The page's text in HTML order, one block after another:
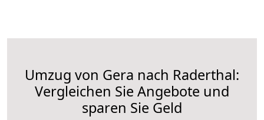
Umzug von Gera nach Raderthal:
Vergleichen Sie Angebote und
sparen Sie Geld